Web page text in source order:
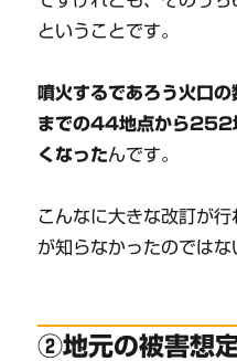
ということです。
噴火するであろう火口
までの44地点から252
くなったんです。
こんなに大きな改訂が
が知らなかったのではな
②地元の被害想